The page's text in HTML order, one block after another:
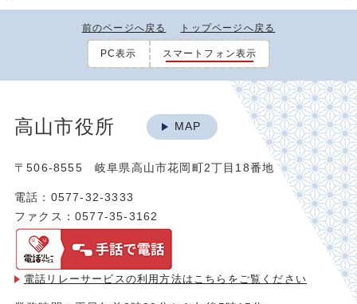
前のページへ戻る トップページへ戻る
PC表示 スマートフォン表示
高山市役所 MAP
〒506-8555 岐阜県高山市花岡町2丁目18番地
電話：0577-32-3333
ファクス：0577-35-3162
電話リレーサービスの利用方法は こちらをご覧ください